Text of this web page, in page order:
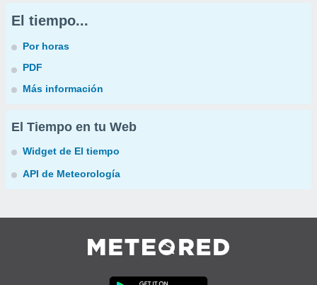
El tiempo...
Por horas
PDF
Más información
El Tiempo en tu Web
Widget de El tiempo
API de Meteorología